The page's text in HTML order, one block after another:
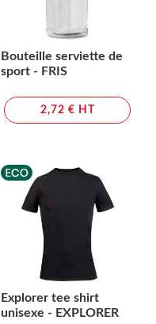
Bouteille serviette de
sport - FRIS
2,72 € HT
Explorer tee shirt
unisexe - EXPLORER